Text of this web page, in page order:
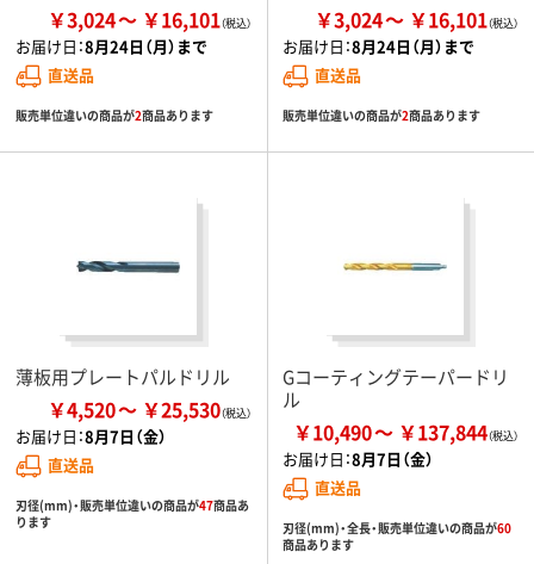
￥3,024 ￥16,101
お届け日：8月24日（月）まで
直送品
販売単位違いの商品が2商品あります
￥3,024 ￥16,101
お届け日：8月24日（月）まで
直送品
販売単位違いの商品が2商品あります
薄板用プレートパルドリル
￥4,520 ￥25,530
お届け日：8月7日（金）
直送品
刃径(mm)・販売単位違いの商品が47商品あ
ります
Gコーティングテーパードリ
ル
￥10,490 ￥137,844
お届け日：8月7日（金）
直送品
刃径(mm)・全長・販売単位違いの商品が60
商品あります